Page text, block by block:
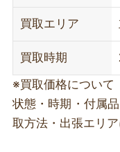
買取エリア
買取時期
※買取価格について
状態・時期・付属
取方法・出張エリ